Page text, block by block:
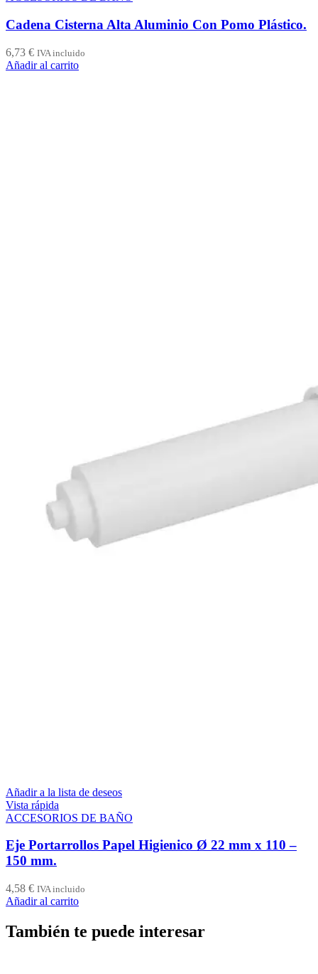
Cadena Cisterna Alta Aluminio Con Pomo Plástico.
6,73 € IVA incluido
Añadir al carrito
Añadir a la lista de deseos
Vista rápida
ACCESORIOS DE BAÑO
Eje Portarrollos Papel Higienico Ø 22 mm x 110 –
150 mm.
4,58 € IVA incluido
Añadir al carrito
También te puede interesar